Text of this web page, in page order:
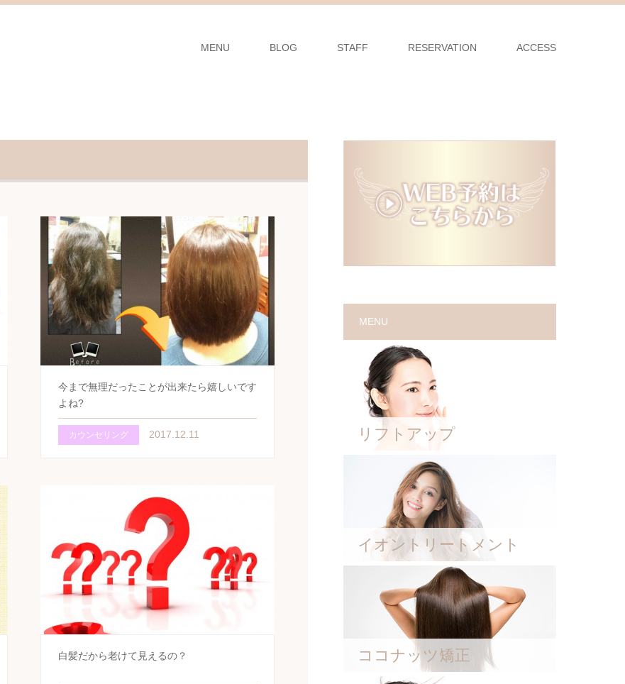
MENU
BLOG STAFF RESERVATION ACCESS
今まで無理だったことが出来たら嬉しいです
よね?
カウンセリング 2017.12.11
白髪だから老けて見えるの？
MENU
リフトアップ
イオントリートメント
ココナッツ矯正